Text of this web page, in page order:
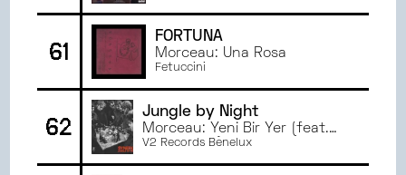
61
FORTUNA
Morceau: Una Rosa
Fetuccini
62
Jungle by Night
Morceau: Yeni Bir Yer (feat.
Meral Polat)
V2 Records Benelux